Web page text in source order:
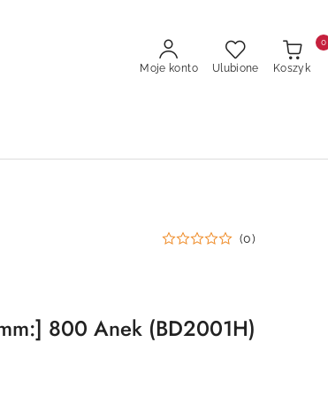
Moje konto Ulubione Koszyk
0
(0)
800 Anek (BD2001H)